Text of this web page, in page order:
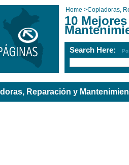
Home >Copiadoras,
10
Search Here:
Reparación y